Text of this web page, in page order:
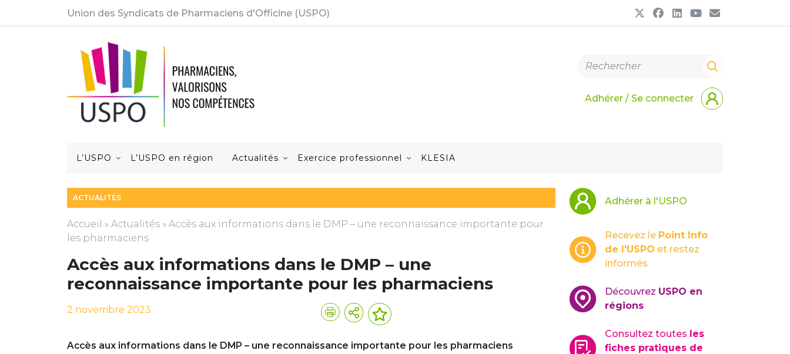
Union des Syndicats de Pharmaciens d'Officine (USPO)
Adhérer / Se connecter
L’USPO L’USPO en région Actualités Exercice professionnel KLESIA
ACTUALITÉS
Accueil » Actualités » Accès aux informations dans le DMP – une reconnaissance importante pour
les pharmaciens
Accès aux informations dans le DMP – une
reconnaissance importante pour les pharmaciens
2 novembre 2023
Accès aux informations dans le DMP – une reconnaissance importante pour les pharmaciens
Adhérer à l'USPO
Recevez le Point Info
de l'USPO et restez
informés
Découvrez USPO en
régions
Consultez toutes les
fiches pratiques de